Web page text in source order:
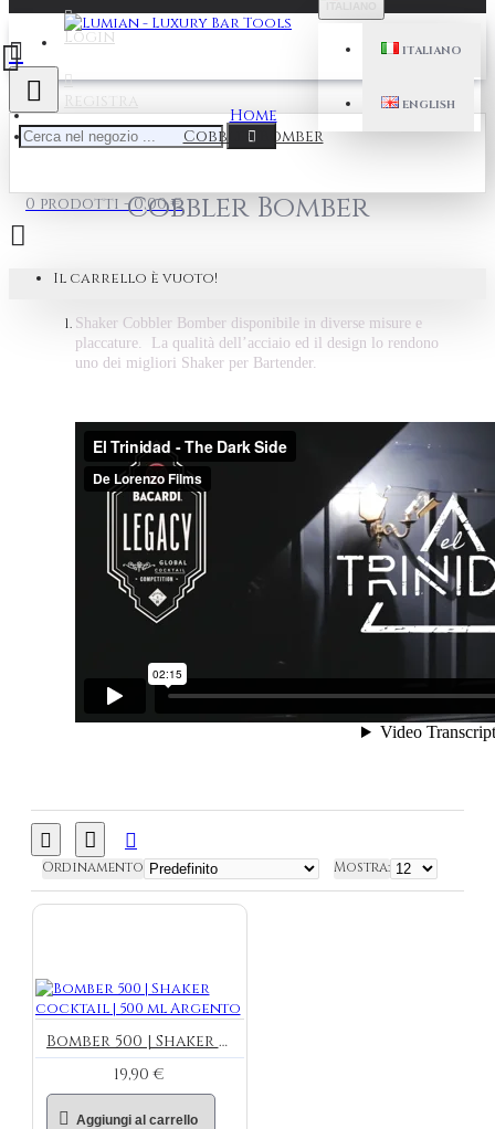
Login
Registra
ITALIANO
ENGLISH
0 prodotti - 0,00 €
Il carrello è vuoto!
Home
Cobbler Bomber
Cobbler Bomber
Shaker Cobbler Bomber disponibile in diverse misure e
placcature. La qualità dell’acciaio ed il design lo rendono
uno dei migliori Shaker per Bartender.
Ordinamento Mostra:
Bomber 500 | Shaker cocktail | 500 ml Argento
19,90 €
Aggiungi al carrello